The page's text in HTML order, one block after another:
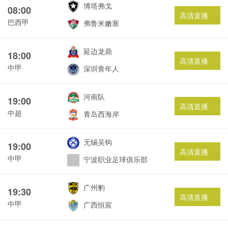
08:00
巴西甲
博塔弗戈
弗鲁米嫩塞
高清直播
18:00
中甲
延边龙鼎
深圳青年人
高清直播
19:00
中超
河南队
青岛西海岸
高清直播
19:00
中甲
无锡吴钩
宁波职业足球俱乐部
高清直播
19:30
中甲
广州豹
广西恒宸
高清直播